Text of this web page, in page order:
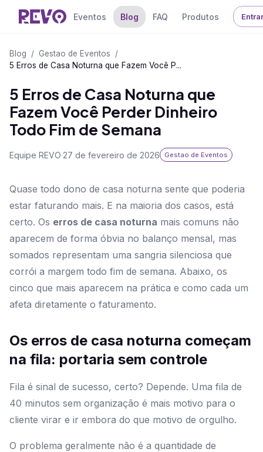
Eventos Blog FAQ Produtos
Blog / Gestao de Eventos
/
5 Erros de Casa Noturna que Fazem Você P...
5 Erros de Casa Noturna que
Fazem Você Perder Dinheiro
Todo Fim de Semana
Equipe REVO·27 de fevereiro de 2026 Gestao de Eventos
Quase todo dono de casa noturna sente que poderia
estar faturando mais. E na maioria dos casos, está
certo. Os erros de casa noturna mais comuns não
aparecem de forma óbvia no balanço mensal, mas
somados representam uma sangria silenciosa que
corrói a margem todo fim de semana. Abaixo, os
cinco que mais aparecem na prática e como cada um
afeta diretamente o faturamento.
Os erros de casa noturna começam
na fila: portaria sem controle
Fila é sinal de sucesso, certo? Depende. Uma fila de
40 minutos sem organização é mais motivo para o
cliente virar e ir embora do que motivo de orgulho.
O problema geralmente não é a quantidade de